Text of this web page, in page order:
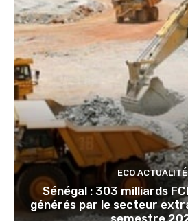
ECO ACTUALITÉ
Sénégal : 303 milliards
générés par le secteur